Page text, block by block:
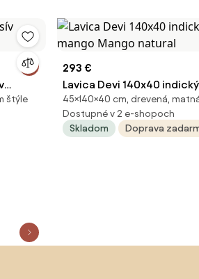
štýle
293 €
Lavica Devi 140x40
mango Mango natural
45×140×40 cm, drevená,
Dostupné v 2 e-shopoch
Skladom
Doprava